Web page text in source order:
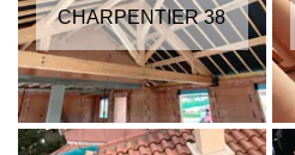
CHARPENTIER 38